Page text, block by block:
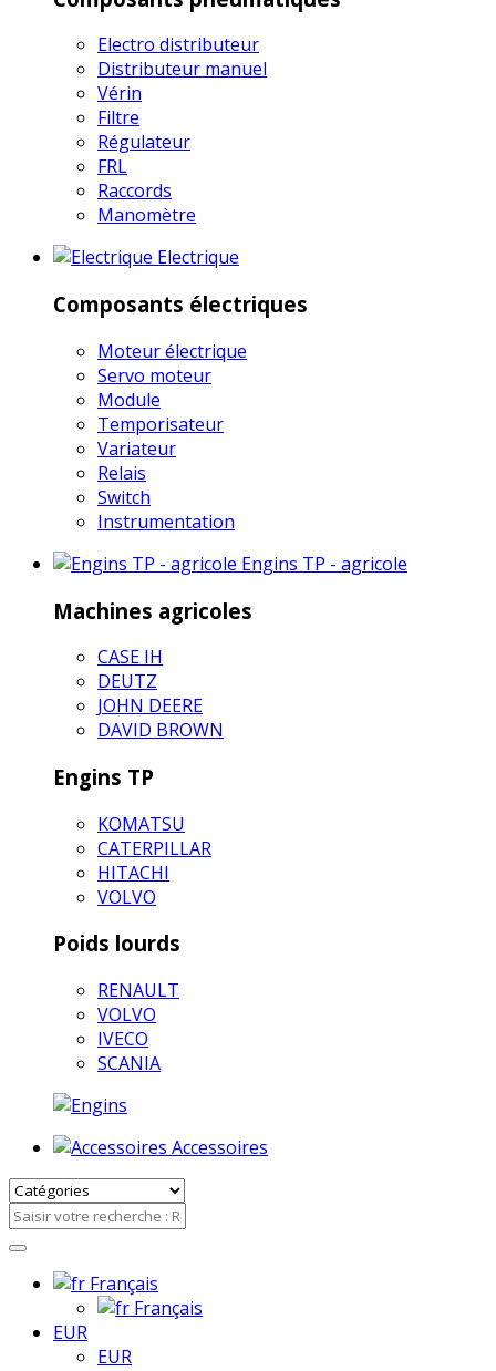
Electro distributeur
Distributeur manuel
Vérin
Filtre
Régulateur
FRL
Raccords
Manomètre
Electrique
Composants électriques
Moteur électrique
Servo moteur
Module
Temporisateur
Variateur
Relais
Switch
Instrumentation
Engins TP - agricole
Machines agricoles
CASE IH
DEUTZ
JOHN DEERE
DAVID BROWN
Engins TP
KOMATSU
CATERPILLAR
HITACHI
VOLVO
Poids lourds
RENAULT
VOLVO
IVECO
SCANIA
Accessoires
Français
Français
EUR
EUR